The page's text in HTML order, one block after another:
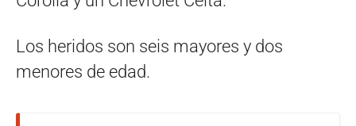
Los heridos son seis mayores y dos
menores de edad.